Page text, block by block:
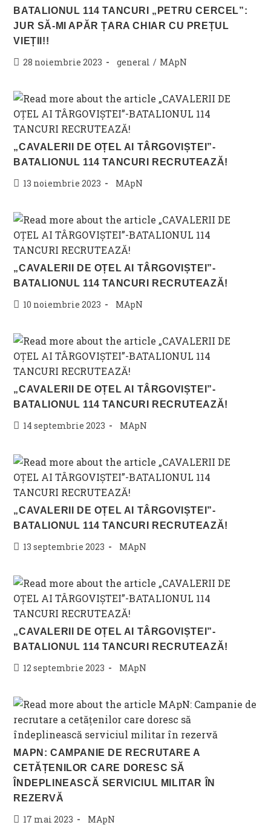
BATALIONUL 114 TANCURI „PETRU CERCEL”:
JUR SĂ-MI APĂR ȚARA CHIAR CU PREȚUL
VIEȚII!!
Post28 noiembrie 2023
Post
general / MApN
„CAVALERII DE OȚEL AI TÂRGOVIȘTEI”-
BATALIONUL 114 TANCURI RECRUTEAZĂ!
Post13 noiembrie 2023
Post
MApN
„CAVALERII DE OȚEL AI TÂRGOVIȘTEI”-
BATALIONUL 114 TANCURI RECRUTEAZĂ!
Post10 noiembrie 2023
Post
MApN
„CAVALERII DE OȚEL AI TÂRGOVIȘTEI”-
BATALIONUL 114 TANCURI RECRUTEAZĂ!
Post14 septembrie 2023
Post
MApN
„CAVALERII DE OȚEL AI TÂRGOVIȘTEI”-
BATALIONUL 114 TANCURI RECRUTEAZĂ!
Post13 septembrie 2023
Post
MApN
„CAVALERII DE OȚEL AI TÂRGOVIȘTEI”-
BATALIONUL 114 TANCURI RECRUTEAZĂ!
Post12 septembrie 2023
Post
MApN
MAPN: CAMPANIE DE RECRUTARE A
CETĂȚENILOR CARE DORESC SĂ
ÎNDEPLINEASCĂ SERVICIUL MILITAR ÎN
REZERVĂ
Post17 mai 2023 Post
MApN